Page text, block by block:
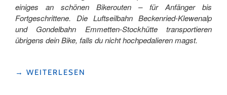
einiges an schönen Bikerouten – für Anfänger bis
Fortgeschrittene. Die Luftseilbahn Beckenried-Klewenalp
und Gondelbahn Emmetten-Stockhütte transportieren
übrigens dein Bike, falls du nicht hochpedalieren magst.
"DIE
→ WEITERLESEN